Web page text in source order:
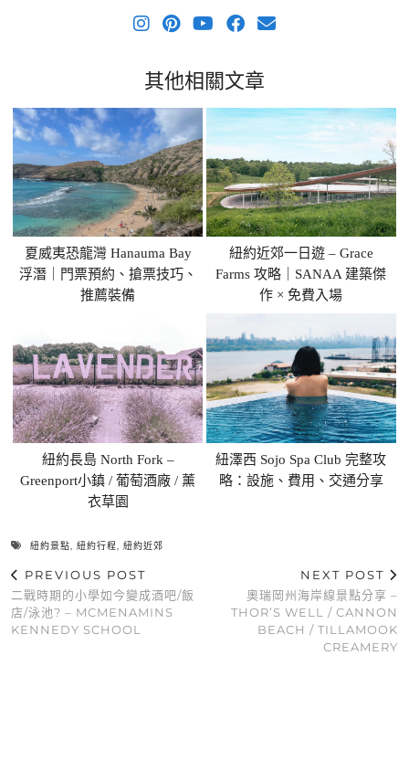
其他相關文章
夏威夷恐龍灣 Hanauma Bay
浮潛｜門票預約、搶票技巧、
推薦裝備
紐約近郊一日遊 – Grace
Farms 攻略｜SANAA 建築傑
作 × 免費入場
紐約長島 North Fork –
Greenport小鎮 / 葡萄酒廠 / 薰
衣草園
紐澤西 Sojo Spa Club 完整攻
略：設施、費用、交通分享
紐約景點, 紐約行程, 紐約近郊
PREVIOUS POST
二戰時期的小學如今變成酒吧/飯
店/泳池? – MCMENAMINS
KENNEDY SCHOOL
NEXT POST
奧瑞岡州海岸線景點分享 –
THOR’S WELL / CANNON
BEACH / TILLAMOOK
CREAMERY